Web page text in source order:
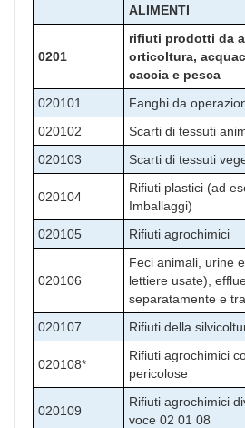
ALIMENTI
0201
rifiuti prodotti da
orticoltura,
caccia e pesca
020101
Fanghi da
020102
Scarti di tessuti
020103
Scarti di tessuti
020104
Rifiuti plastici (ad
Imballaggi)
020105
Rifiuti agrochimici
020106
Feci animali, urine
lettiere usate),
separatamente e
020107
Rifiuti della
020108*
Rifiuti agrochimici
pericolose
020109
Rifiuti agrochimici
voce 02 01 08